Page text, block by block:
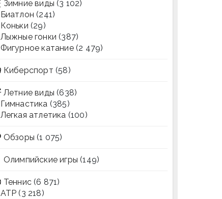
Зимние виды (3 102)
Биатлон (241)
Коньки (29)
Лыжные гонки (387)
Фигурное катание(2 479)
Киберспорт (58)
Летние виды (638)
Гимнастика (385)
Легкая атлетика (100)
Обзоры (1 075)
Олимпийские игры (149)
Теннис (6 871)
ATP (3 218)